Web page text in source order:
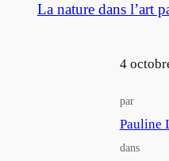
La nature dans l’art
4
par
Pauline
dans